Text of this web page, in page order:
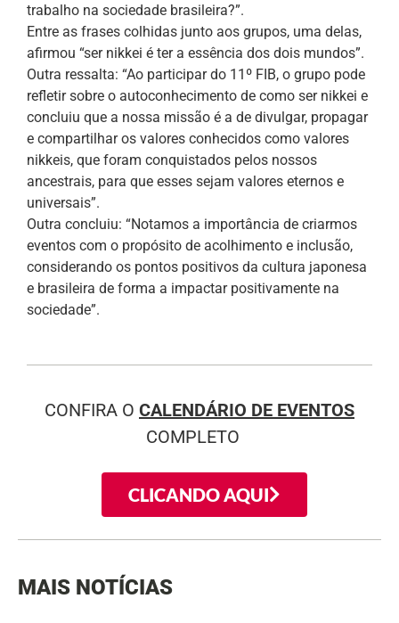
trabalho na sociedade brasileira?”.
Entre as frases colhidas junto aos grupos, uma delas,
afirmou “ser nikkei é ter a essência dos dois mundos”.
Outra ressalta: “Ao participar do 11º FIB, o grupo pode
refletir sobre o autoconhecimento de como ser nikkei e
concluiu que a nossa missão é a de divulgar, propagar
e compartilhar os valores conhecidos como valores
nikkeis, que foram conquistados pelos nossos
ancestrais, para que esses sejam valores eternos e
universais”.
Outra concluiu: “Notamos a importância de criarmos
eventos com o propósito de acolhimento e inclusão,
considerando os pontos positivos da cultura japonesa
e brasileira de forma a impactar positivamente na
sociedade”.
CONFIRA O CALENDÁRIO DE EVENTOS
COMPLETO
CLICANDO AQUI
MAIS NOTÍCIAS